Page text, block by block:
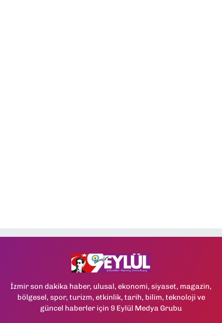
İzmir son dakika haber, ulusal, ekonomi, siyaset, magazin,
bölgesel, spor, turizm, etkinlik, tarih, bilim, teknoloji ve
güncel haberler için 9 Eylül Medya Grubu